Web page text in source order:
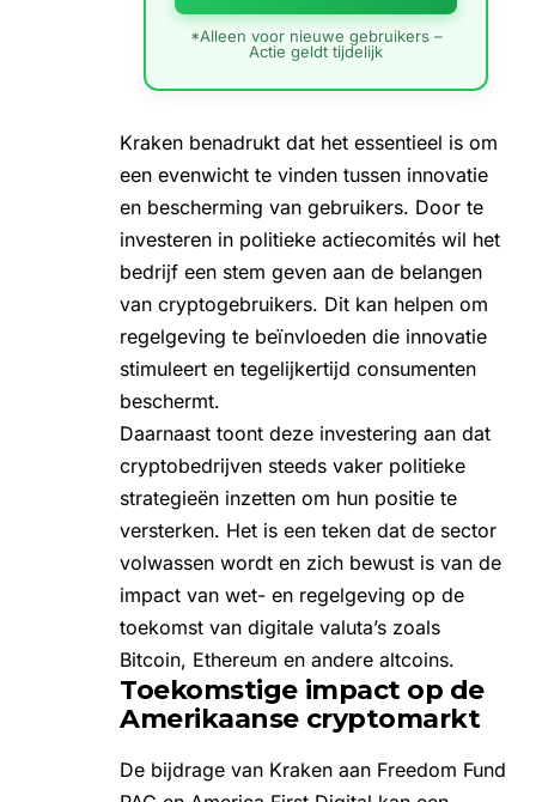
*Alleen voor nieuwe gebruikers –
Actie geldt tijdelijk
Kraken benadrukt dat het essentieel is om
een evenwicht te vinden tussen innovatie
en bescherming van gebruikers. Door te
investeren in politieke actiecomités wil het
bedrijf een stem geven aan de belangen
van cryptogebruikers. Dit kan helpen om
regelgeving te beïnvloeden die innovatie
stimuleert en tegelijkertijd consumenten
beschermt.
Daarnaast toont deze investering aan dat
cryptobedrijven steeds vaker politieke
strategieën inzetten om hun positie te
versterken. Het is een teken dat de sector
volwassen wordt en zich bewust is van de
impact van wet- en regelgeving op de
toekomst van digitale valuta’s zoals
Bitcoin, Ethereum en andere altcoins.
Toekomstige impact op de
Amerikaanse cryptomarkt
De bijdrage van Kraken aan Freedom Fund